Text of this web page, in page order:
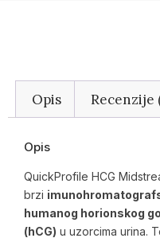
Opis Recenzije
Opis
QuickProfile HCG
brzi
humanog horionskog
(hCG) u uzorcima urina.